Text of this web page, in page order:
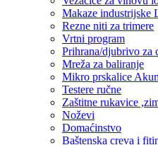
Makaze industrijske
Rezne niti za trimere
Vrtni program
Prihrana/djubrivo za
Mreža za baliranje
Mikro prskalice
Testere ručne
Zaštitne rukavice
Noževi
Domaćinstvo
Baštenska creva i